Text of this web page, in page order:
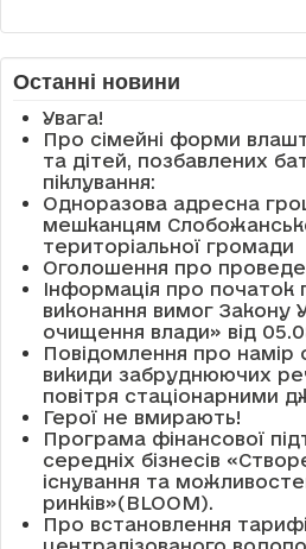
Останні новини
Увага!
Про сімейні форми
та дітей, позбавлених
піклування:
Одноразова адресна
мешканцям
територіальної громади
Оголошення про
Інформація про початок
виконання вимог Закону
очищення влади» від
Повідомлення про намір
викиди забруднюючих
повітря стаціонарними
Герої не вмирають!
Програма фінансової
середніх бізнесів
існування та
ринків»(BLOOM).
Про встановлення